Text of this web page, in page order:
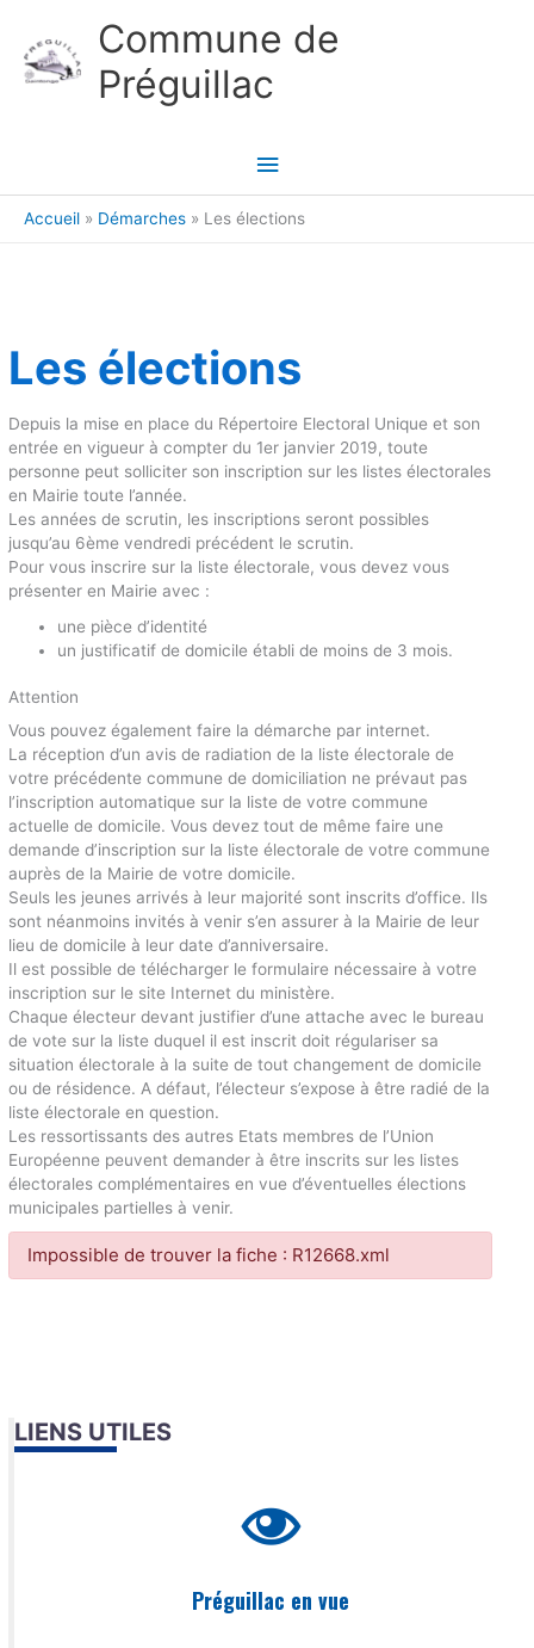
Commune de
Préguillac
Menu
principal
Accueil Démarches Les élections
Les élections
Depuis la mise en place du Répertoire Electoral Unique et son
entrée en vigueur à compter du 1er janvier 2019, toute
personne peut solliciter son inscription sur les listes électorales
en Mairie toute l’année.
Les années de scrutin, les inscriptions seront possibles
jusqu’au 6ème vendredi précédent le scrutin.
Pour vous inscrire sur la liste électorale, vous devez vous
présenter en Mairie avec :
une pièce d’identité
un justificatif de domicile établi de moins de 3 mois.
Attention
Vous pouvez également faire la démarche par internet.
La réception d’un avis de radiation de la liste électorale de
votre précédente commune de domiciliation ne prévaut pas
l’inscription automatique sur la liste de votre commune
actuelle de domicile. Vous devez tout de même faire une
demande d’inscription sur la liste électorale de votre commune
auprès de la Mairie de votre domicile.
Seuls les jeunes arrivés à leur majorité sont inscrits d’office. Ils
sont néanmoins invités à venir s’en assurer à la Mairie de leur
lieu de domicile à leur date d’anniversaire.
Il est possible de télécharger le formulaire nécessaire à votre
inscription sur le site Internet du ministère.
Chaque électeur devant justifier d’une attache avec le bureau
de vote sur la liste duquel il est inscrit doit régulariser sa
situation électorale à la suite de tout changement de domicile
ou de résidence. A défaut, l’électeur s’expose à être radié de la
liste électorale en question.
Les ressortissants des autres Etats membres de l’Union
Européenne peuvent demander à être inscrits sur les listes
électorales complémentaires en vue d’éventuelles élections
municipales partielles à venir.
Impossible de trouver la fiche : R12668.xml
LIENS UTILES
Préguillac en vue